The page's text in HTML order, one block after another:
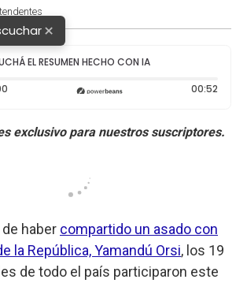
×
EL RESUMEN HECHO CON IA
Tiempo transcurrido: 0 segundos 00:52
haber compartido un asado con
la República, Yamandú Orsi, los 19
de todo el país participaron este